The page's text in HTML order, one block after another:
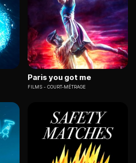
Paris you got me
FILMS COURT-MÉTRAGE